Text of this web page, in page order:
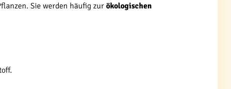
Sie werden häufig zur ökologischen